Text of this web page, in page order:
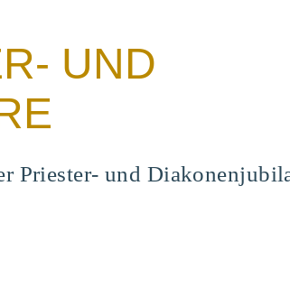
UND
Priester- und